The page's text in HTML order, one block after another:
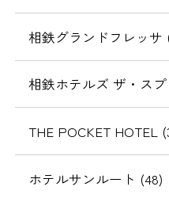
相鉄グランドフレッサ
相鉄ホテルズ ザ・ス
THE POCKET HOTEL
ホテルサンルート (48)